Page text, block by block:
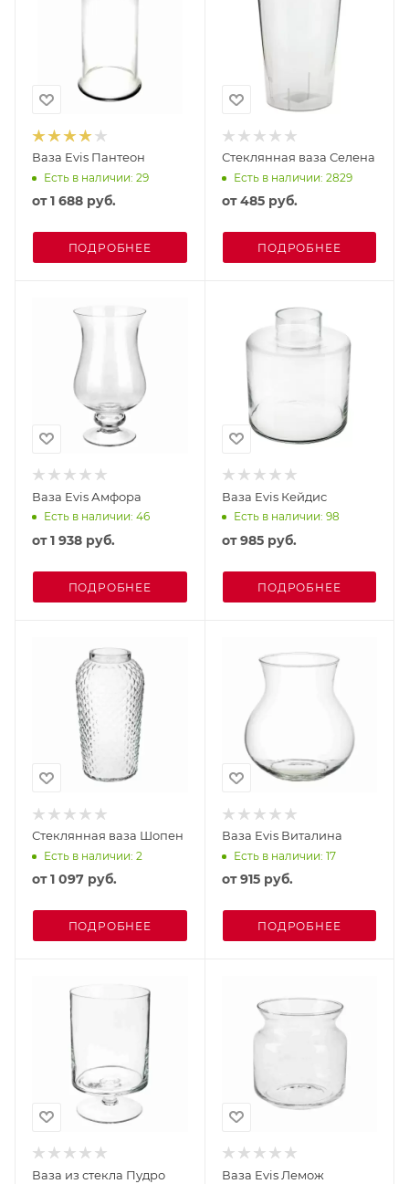
Ваза Evis Пантеон
Есть в наличии: 29
от1 688 руб.
ПОДРОБНЕЕ
Стеклянная ваза Селена
Есть в наличии: 2829
от485 руб.
ПОДРОБНЕЕ
Ваза Evis Амфора
Есть в наличии: 46
от1 938 руб.
ПОДРОБНЕЕ
Ваза Evis Кейдис
Есть в наличии: 98
от985 руб.
ПОДРОБНЕЕ
Стеклянная ваза Шопен
Есть в наличии: 2
от1 097 руб.
ПОДРОБНЕЕ
Ваза Evis Виталина
Есть в наличии: 17
от915 руб.
ПОДРОБНЕЕ
Ваза из стекла Пудро Ваза Evis Лемож